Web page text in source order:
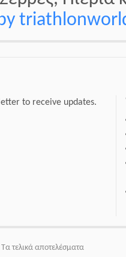
to receive updates.
τελικά αποτελέσματα